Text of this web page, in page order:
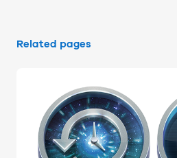
Related pages